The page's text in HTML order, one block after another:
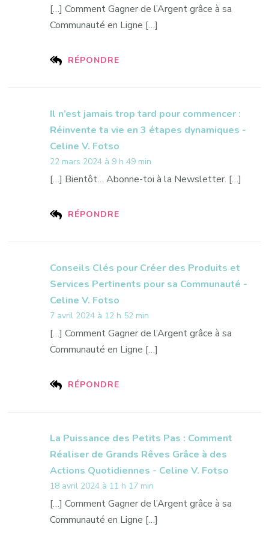
RÉPONDRE
[…] Comment Gagner de l’Argent grâce à sa
Communauté en Ligne […]
Il n’est jamais trop tard pour commencer :
Réinvente ta vie en 3 étapes dynamiques -
Celine V. Fotso
22 mars 2024 à 9 h 49 min
RÉPONDRE
[…] Bientôt… Abonne-toi à la Newsletter. […]
Conseils Clés pour Créer des Produits et
Services Pertinents pour sa Communauté -
Celine V. Fotso
7 avril 2024 à 12 h 52 min
RÉPONDRE
[…] Comment Gagner de l’Argent grâce à sa
Communauté en Ligne […]
La Puissance des Petits Pas : Comment
Réaliser de Grands Rêves Grâce à des
Actions Quotidiennes - Celine V. Fotso
18 avril 2024 à 11 h 17 min
[…] Comment Gagner de l’Argent grâce à sa
Communauté en Ligne […]